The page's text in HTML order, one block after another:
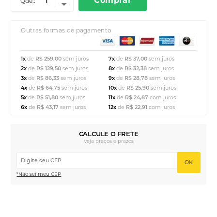
Outras formas de pagamento
1xde R$ 259,00 sem juros
2xde R$ 129,50 sem juros
3xde R$ 86,33 sem juros
4xde R$ 64,75 sem juros
5xde R$ 51,80 sem juros
6xde R$ 43,17 sem juros
7x de R$ 37,00sem juros
8x de R$ 32,38sem juros
9x de R$ 28,78sem juros
10x de R$ 25,90sem juros
11x de R$ 24,87com juros
12x de R$ 22,91 com juros
CALCULE O FRETE
Veja preços e prazos
OK
*Não sei meu CEP